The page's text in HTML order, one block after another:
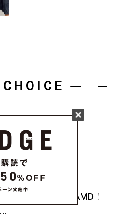
な日常が理想？
BESS》...
Lovely Partner DAMD！